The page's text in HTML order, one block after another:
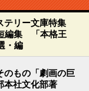
テリー文庫特集
編集 「本格王
・編
のもの「劇画の巨
社文化部著